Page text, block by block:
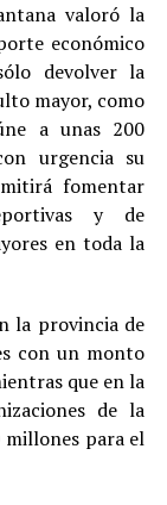
valoró la
económico
devolver la
mayor, como
a unas 200
urgencia su
fomentar
y de
en toda la
la provincia de
con un monto
que en la
de la
millones para el